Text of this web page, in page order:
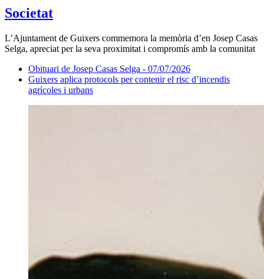
Societat
L’Ajuntament de Guixers commemora la memòria d’en Josep Casas
Selga, apreciat per la seva proximitat i compromís amb la comunitat
Obituari de Josep Casas Selga - 07/07/2026
Guixers aplica protocols per contenir el risc d’incendis
agrícoles i urbans